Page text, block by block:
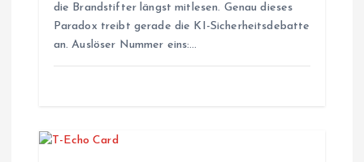
t
die Brandstifter längst mitlesen. Genau dieses
Paradox treibt gerade die KI-Sicherheitsdebatte
an. Auslöser Nummer eins:…